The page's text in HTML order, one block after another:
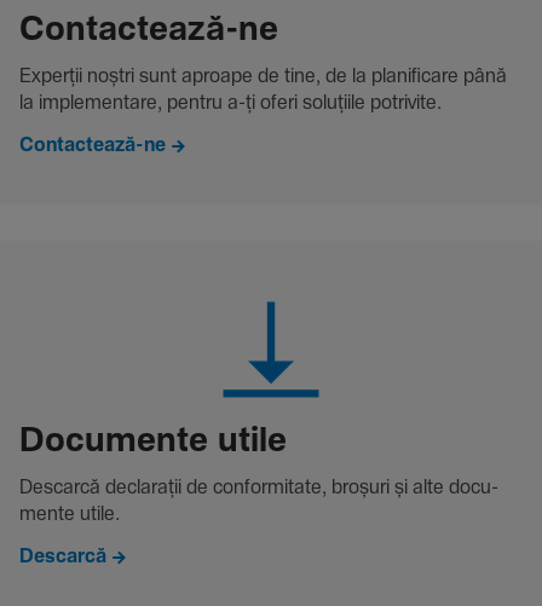
Contac­tează-ne
Experții noștri sunt aproape de tine, de la plani­fi­care până
la imple­men­tare, pentru a-ți oferi solu­țiile potri­vite.
Contactează-ne
Docu­mente utile
Descarcă decla­rații de conformitate, broșuri și alte docu­
mente utile.
Descarcă